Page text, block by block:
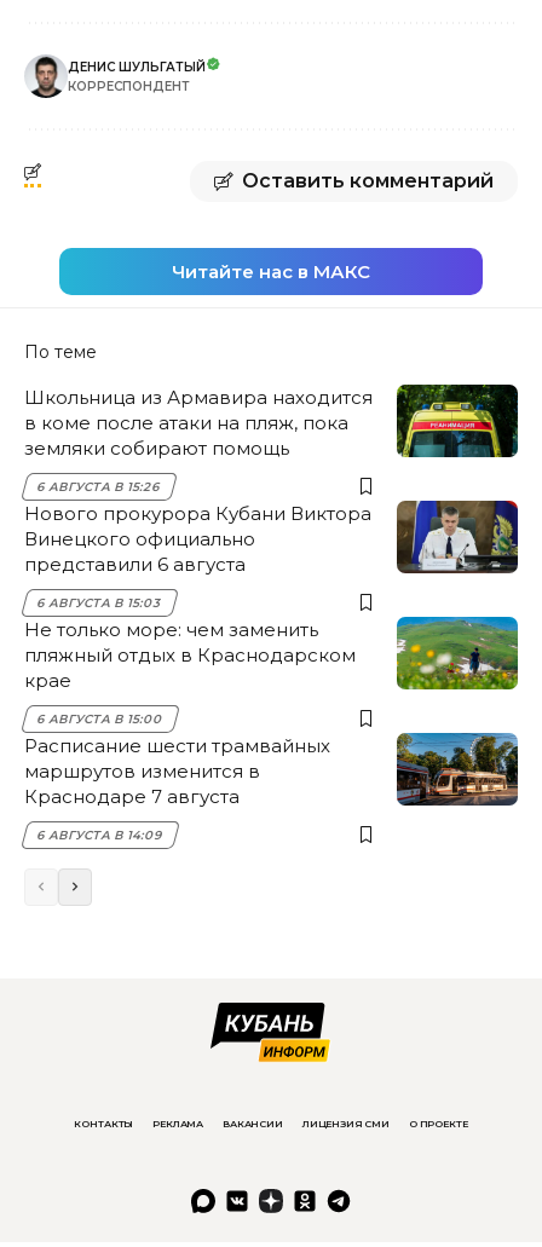
ДЕНИС ШУЛЬГАТЫЙ
КОРРЕСПОНДЕНТ
Оставить комментарий
Читайте нас в МАКС
По теме
Школьница из Армавира находится
в коме после атаки на пляж, пока
земляки собирают помощь
6 АВГУСТА В 15:26
Нового прокурора Кубани Виктора
Винецкого официально
представили 6 августа
6 АВГУСТА В 15:03
Не только море: чем заменить
пляжный отдых в Краснодарском
крае
6 АВГУСТА В 15:00
Расписание шести трамвайных
маршрутов изменится в
Краснодаре 7 августа
6 АВГУСТА В 14:09
КОНТАКТЫ РЕКЛАМА ВАКАНСИИ ЛИЦЕНЗИЯ СМИ О ПРОЕКТЕ